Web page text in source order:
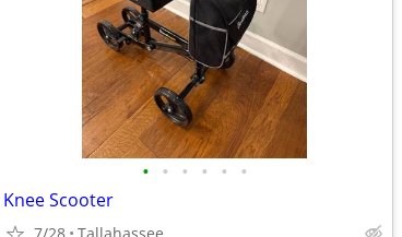
• • • • • •
Knee Scooter